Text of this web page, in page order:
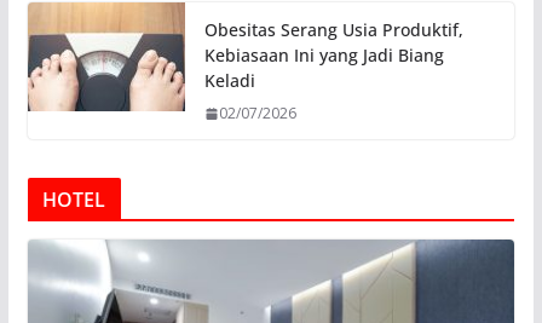
Obesitas Serang Usia Produktif,
Kebiasaan Ini yang Jadi Biang
Keladi
02/07/2026
HOTEL